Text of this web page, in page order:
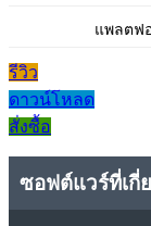
แพลตฟ
รีวิว
ดาวน์โหลด
สั่งซื้อ
ซอฟต์แวร์ที่เกี่